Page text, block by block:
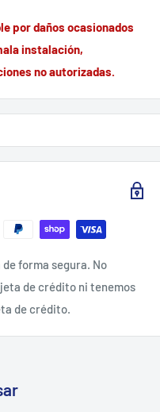
por daños ocasionados
instalación,
no autorizadas.
forma segura. No
de crédito ni tenemos
de crédito.